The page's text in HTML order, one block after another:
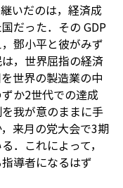
いだのは，経済成
だった．その GDP
鄧小平と彼がみず
，世界屈指の経済
世界の製造業の中
か2世代での達成
我が意のままに手
来月の党大会で3期
．これによって，
導者になるはず